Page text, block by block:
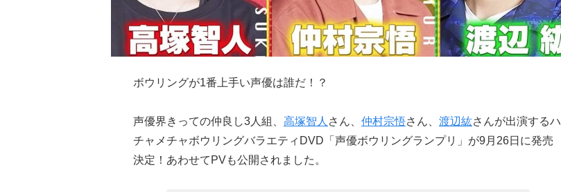
ボウリングが1番上手い声優は誰だ！？
声優界きっての仲良し3人組、 高塚智人 さん、 仲村宗悟さん、 渡辺紘さんが出演するハ
チャメチャボウリングバラエティDVD「声優ボウリングランプリ」が9月26日に発売
決定！あわせてPVも公開されました。